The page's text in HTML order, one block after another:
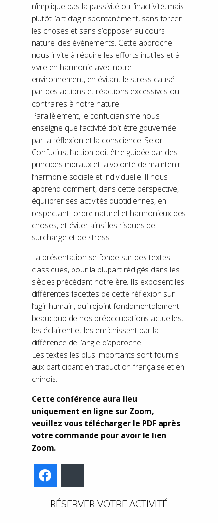
n’implique pas la passivité ou l’inactivité, mais
plutôt l’art d’agir spontanément, sans forcer
les choses et sans s’opposer au cours
naturel des événements. Cette approche
nous invite à réduire les efforts inutiles et à
vivre en harmonie avec notre
environnement, en évitant le stress causé
par des actions et réactions excessives ou
contraires à notre nature.
Parallèlement, le confucianisme nous
enseigne que l’activité doit être gouvernée
par la réflexion et la conscience. Selon
Confucius, l’action doit être guidée par des
principes moraux et la volonté de maintenir
l’harmonie sociale et individuelle. Il nous
apprend comment, dans cette perspective,
équilibrer ses activités quotidiennes, en
respectant l’ordre naturel et harmonieux des
choses, et éviter ainsi les risques de
surcharge et de stress.
La présentation se fonde sur des textes
classiques, pour la plupart rédigés dans les
siècles précédant notre ère. Ils exposent les
différentes facettes de cette réflexion sur
l’agir humain, qui rejoint fondamentalement
beaucoup de nos préoccupations actuelles,
les éclairent et les enrichissent par la
différence de l’angle d’approche.
Les textes les plus importants sont fournis
aux participant en traduction française et en
chinois.
Cette conférence aura lieu
uniquement en ligne sur Zoom,
veuillez vous télécharger le PDF après
votre commande pour avoir le lien
Zoom.
RÉSERVER VOTRE ACTIVITÉ